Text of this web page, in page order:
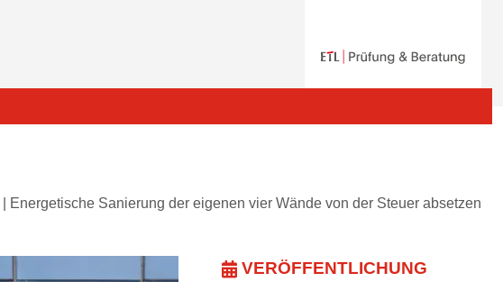
Energetische Sanierung der eigenen vier Wände von der Steuer absetzen
VERÖFFENTLICHUNG